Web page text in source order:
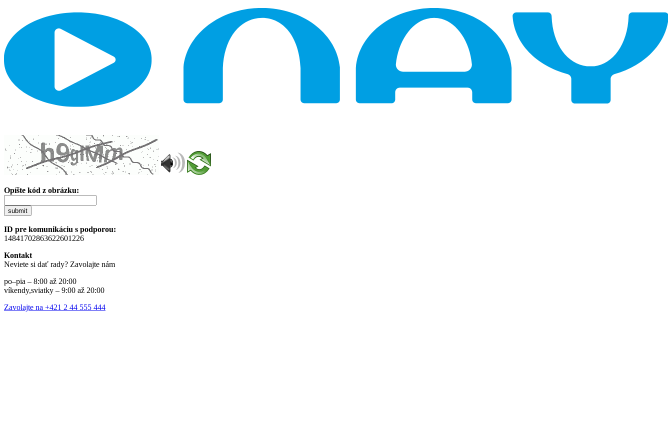
Opíšte kód z obrázku:
submit
ID pre komunikáciu s podporou:
14841702863622601226
Kontakt
Neviete si dať rady? Zavolajte nám
po–pia – 8:00 až 20:00
víkendy,sviatky – 9:00 až 20:00
Zavolajte na +421 2 44 555 444